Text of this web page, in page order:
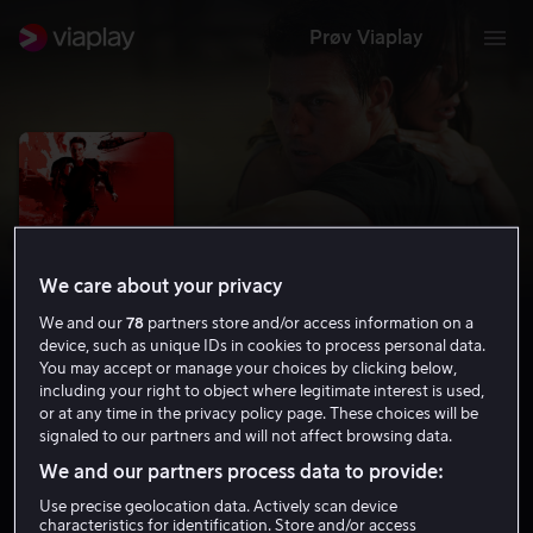
Prøv Viaplay
Mission: Impossible III
6.9 Action 2006 2 t
15 år
We care about your privacy
We and our78 partners store and/or access information on a
device, such as unique IDs in cookies to process personal data.
You may accept or manage your choices by clicking below,
including your right to object where legitimate interest is used,
or at any time in the privacy policy page. These choices will be
signaled to our partners and will not affect browsing data.
We and our partners process data to provide:
Use precise geolocation data. Actively scan device
characteristics for identification. Store and/or access